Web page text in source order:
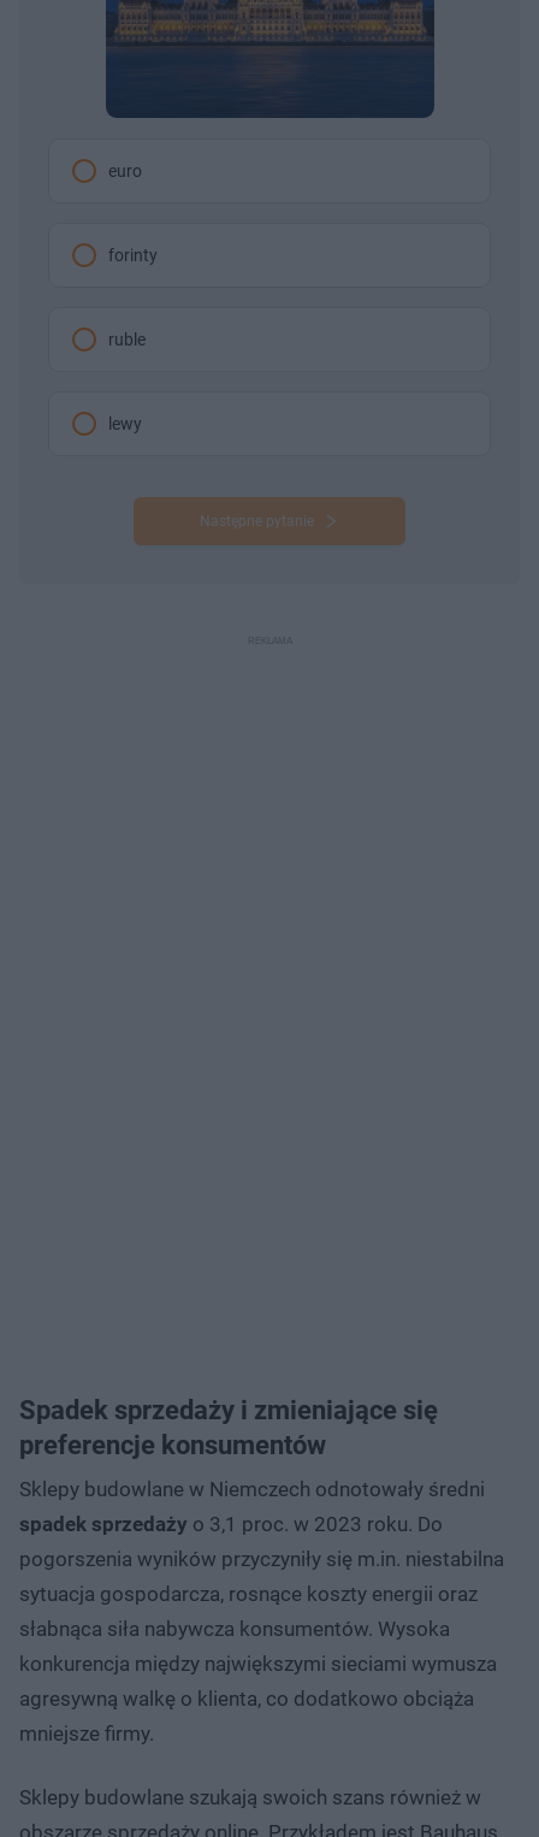
euro
forinty
ruble
lewy
Następne pytanie
Spadek sprzedaży i zmieniające się
preferencje konsumentów
Sklepy budowlane w Niemczech odnotowały średni
spadek sprzedaży o 3,1 proc. w 2023 roku. Do
pogorszenia wyników przyczyniły się m.in. niestabilna
sytuacja gospodarcza, rosnące koszty energii oraz
słabnąca siła nabywcza konsumentów. Wysoka
konkurencja między największymi sieciami wymusza
agresywną walkę o klienta, co dodatkowo obciąża
mniejsze firmy.
Sklepy budowlane szukają swoich szans również w
obszarze sprzedaży online. Przykładem jest Bauhaus,